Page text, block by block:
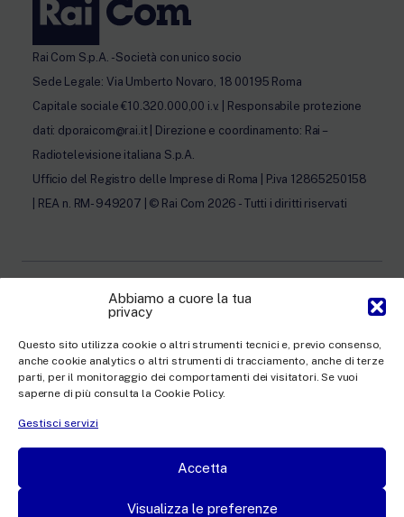
Abbiamo a cuore la tua
privacy
Questo sito utilizza cookie o altri strumenti tecnici e, previo consenso,
anche cookie analytics o altri strumenti di tracciamento, anche di terze
parti, per il monitoraggio dei comportamenti dei visitatori. Se vuoi
saperne di più consulta la Cookie Policy.
Gestisci servizi
Accetta
Visualizza le preferenze
Rai Com S.p.A. - Società con unico socio
Sede Legale: Via Umberto Novaro, 18 00195 Roma
Capitale sociale €10.320.000,00 i.v. | Responsabile protezione
dati: dporaicom@rai.it | Direzione e coordinamento: Rai –
Radiotelevisione italiana S.p.A.
Ufficio del Registro delle Imprese di Roma | P.iva 12865250158
| REA n. RM- 949207 | © Rai Com 2026 - Tutti i diritti riservati
Twitter
Privacy Policy
Cookie Policy e Preferenze Cookie
Informativa Contatti
This site is protected by reCAPTCHA and the Google